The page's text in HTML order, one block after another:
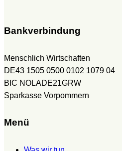
Bankverbindung
Menschlich Wirtschaften
DE43 1505 0500 0102 1079 04
BIC NOLADE21GRW
Sparkasse Vorpommern
Menü